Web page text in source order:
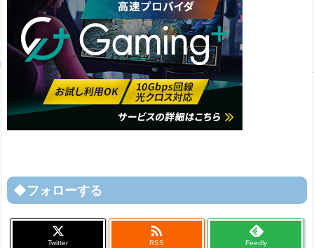
◆フォローする
Twitter

RSS Feedly